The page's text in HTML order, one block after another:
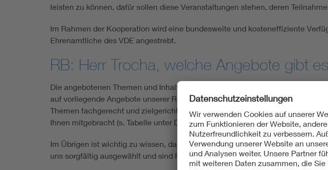
leisten zu können, dafür sollen diese Veranstaltungen stehen, deren
Im Rahmen der Kooperation wird eine bundesweite und kosteneffiziente
Ehrenamtliche des VDE angestrebt.
RB: Herr Trocha, welche Angebote gibt
Die angebotenen Themen und Inhalte orientieren sich in erster Linie auf
auf vorliegende Angebote unserer Referenten. Selbstverständlich müssen
Themen fachgerecht und zielgerichtet auf den jeweiligen Teilnehmerkreis
Ihnen mitgebracht (s. Tabelle unter Downloads + Links). Gern werden wir
Im Übrigen ist wichtig zu wissen, dass sich die Kooperation ausschließlich
uns sorgfältig ausgewählt und sind Profis.